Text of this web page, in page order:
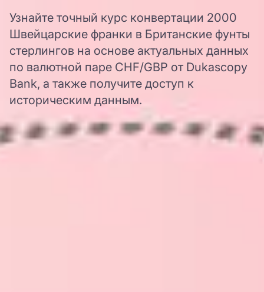
Узнайте точный курс конвертации 2000
Швейцарские франки в Британские фунты
стерлингов на основе актуальных данных
по валютной паре CHF/GBP от Dukascopy
Bank, а также получите доступ к
историческим данным.